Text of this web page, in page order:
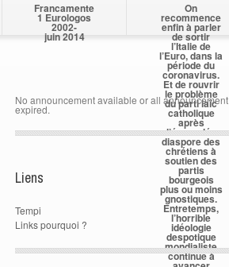
Francamente
1 Eurologos
2002-
juin 2014
On
recommence
enfin à parler
de sortir
l’Italie de
l’Euro, dans la
période du
coronavirus.
Et de rouvrir
le problème
du parti laïc
catholique
après
l’écervelée
diaspore des
chrétiens à
soutien des
partis
bourgeois
plus ou moins
gnostiques.
Entretemps,
l’horrible
idéologie
despotique
mondialiste
continue à
No announcement available or all announcement
expired.
Liens
Tempi
Links pourquoi ?